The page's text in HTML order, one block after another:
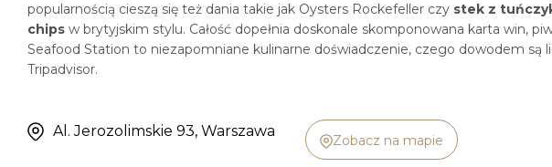
popularnością cieszą się też dania takie jak Oysters Rockefeller czy stek z
chips w brytyjskim stylu. Całość dopełnia doskonale skomponowana karta win,
Seafood Station to niezapomniane kulinarne doświadczenie, czego dowodem są
Tripadvisor.
Al. Jerozolimskie 93, Warszawa
Zobacz na mapie